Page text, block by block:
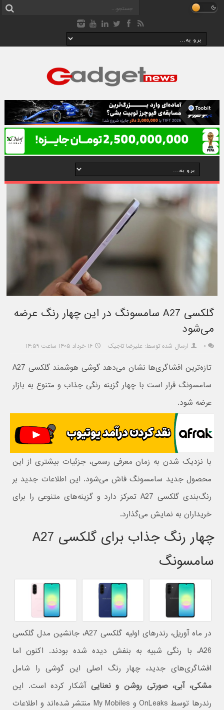
گلکسی A27 سامسونگ در این چهار رنگ عرضه
می‌شود
۰ ارسال شده توسط: علیرضا تاجیک ۱۶ خرداد ۱۴۰۵ ساعت ۱۴:۵۹
تازه‌ترین افشاگری‌ها نشان می‌دهد گوشی هوشمند گلکسی A27
سامسونگ قرار است با چهار گزینه رنگی جذاب و متنوع به بازار
عرضه شود.
با نزدیک شدن به زمان معرفی رسمی، جزئیات بیشتری از این
محصول جدید سامسونگ فاش می‌شود. این اطلاعات جدید بر
رنگ‌بندی گلکسی A27 تمرکز دارد و گزینه‌های متنوعی را برای
خریداران به نمایش می‌گذارد.
چهار رنگ جذاب برای گلکسی A27
سامسونگ
در ماه آوریل، رندرهای اولیه گلکسی A27، جانشین مدل گلکسی
A26، با رنگی شبیه به بنفش دیده شده بودند. اکنون اما
افشاگری‌های جدید، چهار رنگ اصلی این گوشی را شامل
مشکی، آبی، صورتی روشن و نعنایی آشکار کرده است. این
رندرها توسط OnLeaks و My Mobiles منتشر شده‌اند و اطلاعات